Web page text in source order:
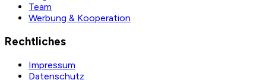
Team
Werbung & Kooperation
Rechtliches
Impressum
Datenschutz